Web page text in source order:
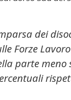
dei
Forze
parte meno